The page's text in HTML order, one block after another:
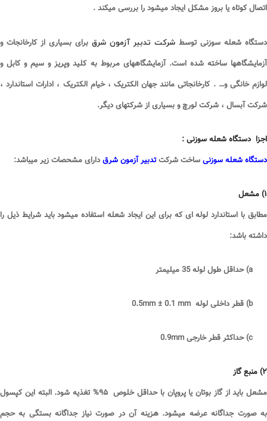
اتصال کوتاه یا بروز مشکل ایجاد میشود را بررسی میکند .
دستگاه شعله سوزنی توسط شرکت تدبیر آزمون شرق برای بسیاری از کارخانجات و
آزمایشگاهها ساخته شده است. آزمایشگاههای مربوط به کلید وپریز و سیم و کابل و
لوازم خانگی و… . کارخانجاتی مانند جهان الکتریک ، خیام الکتریک ، ادارات استاندارد ،
شرکت آبسال ، شرکت لورچ و بسیاری از شرکتهای دیگر.
اجزا دستگاه شعله سوزنی :
دستگاه شعله سوزنی ساخت شرکتتدبیر آزمون شرق دارای مشحصات زیر میباشد:
۱) مشعل
مطابق با استاندارد لوله ای که برای این ایجاد شعله استفاده میشود باید شرایط ذیل را
داشته باشد:
حداقل طول لوله 35 میلیمتر
b) قطر داخلی لوله 0.5 mm ± 0.1 mm
حداکثر قطر خارجی 0.9 mm
۲) منبع گاز
مشعل باید از گاز بوتان یا پروپان با حداقل خلوص۹۵%
تغذیه شود. البته این کپسول
به صورت جداگانه عرضه میشود. هزینه آن در صورت نیاز جداگانه بستگی به حجم